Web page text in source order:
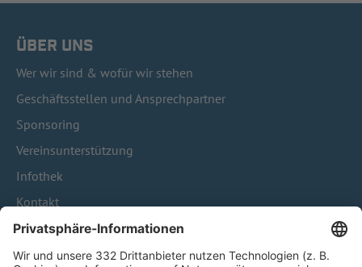
ÜBER UNS
Wer wir sind & wofür wir stehen
Geschäftsstellen und Ansprechpartner
Sponsoring
Vereinsunterstützung
Infothek
Kontakt
HÄUFIG BESUCHTE SEITEN